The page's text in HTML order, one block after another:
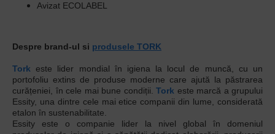
Avizat ECOLABEL
Despre brand-ul si produsele TORK
Tork este lider mondial în igiena la locul de muncă, cu un
portofoliu extins de produse moderne care ajută la păstrarea
curățeniei, în cele mai bune condiții. Tork este marcă a grupului
Essity, una dintre cele mai etice companii din lume, considerată
etalon în sustenabilitate.
Essity este o companie lider la nivel global în domeniul